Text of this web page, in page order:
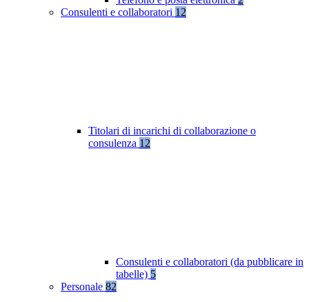
Consulenti e collaboratori 12
Titolari di incarichi di collaborazione o
consulenza 12
Consulenti e collaboratori (da pubblicare in
tabelle) 5
Personale 82